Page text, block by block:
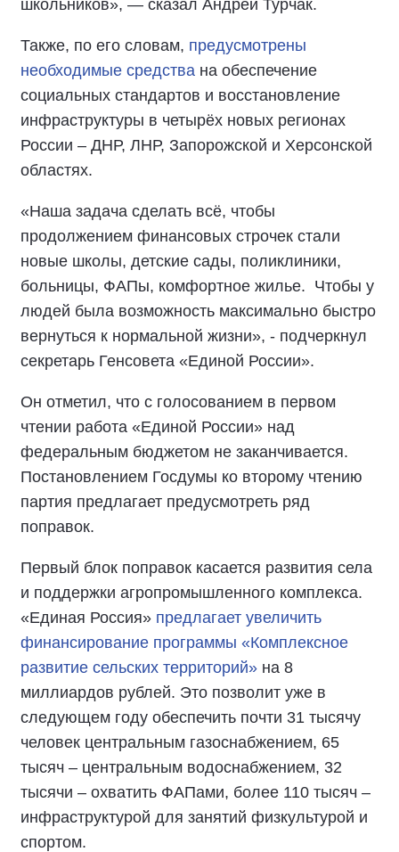
школьников», — сказал Андрей Турчак.
Также, по его словам, предусмотрены
необходимые средства на обеспечение
социальных стандартов и восстановление
инфраструктуры в четырёх новых регионах
России – ДНР, ЛНР, Запорожской и Херсонской
областях.
«Наша задача сделать всё, чтобы
продолжением финансовых строчек стали
новые школы, детские сады, поликлиники,
больницы, ФАПы, комфортное жилье. Чтобы у
людей была возможность максимально быстро
вернуться к нормальной жизни», - подчеркнул
секретарь Генсовета «Единой России».
Он отметил, что с голосованием в первом
чтении работа «Единой России» над
федеральным бюджетом не заканчивается.
Постановлением Госдумы ко второму чтению
партия предлагает предусмотреть ряд
поправок.
Первый блок поправок касается развития села
и поддержки агропромышленного комплекса.
«Единая Россия» предлагает увеличить
финансирование программы «Комплексное
развитие сельских территорий» на 8
миллиардов рублей. Это позволит уже в
следующем году обеспечить почти 31 тысячу
человек центральным газоснабжением, 65
тысяч – центральным водоснабжением, 32
тысячи – охватить ФАПами, более 110 тысяч –
инфраструктурой для занятий физкультурой и
спортом.